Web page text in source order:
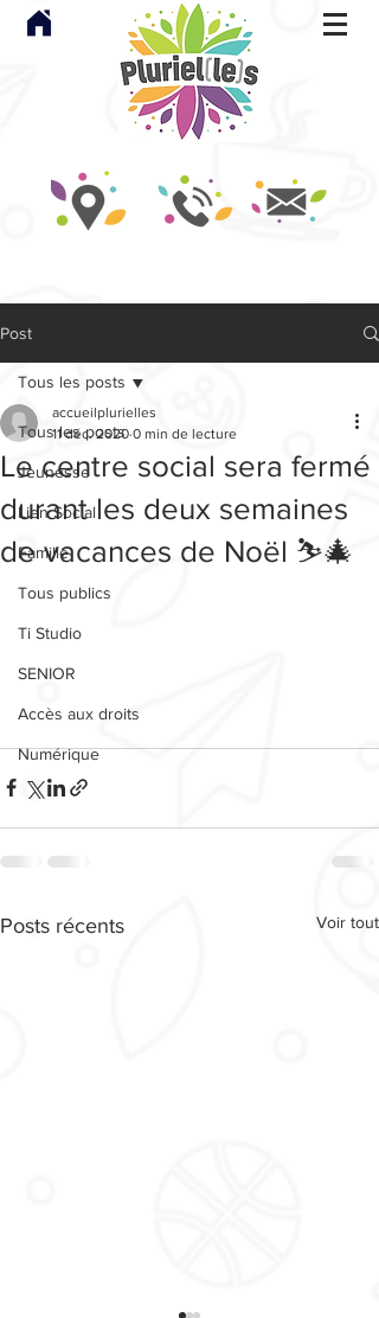
Post
Tous les posts
Jeunesse
Lien Social
Famille
Tous publics
Ti Studio
SENIOR
Accès aux droits
Numérique
Tous les posts
Le centre social sera fermé
durant les deux semaines
de vacances de Noël ⛷🎄
accueilplurielles
11 déc. 2020 0 min de lecture
Posts récents Voir tout